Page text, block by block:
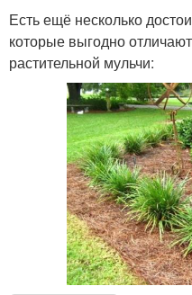
Есть ещё несколько
которые выгодно
растительной мульчи: